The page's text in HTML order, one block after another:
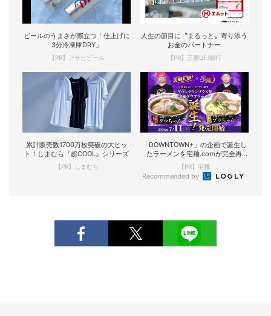
ビールのうまさが際立つ「仕上げに
3分冷凍庫DRY」
【PR】アサヒビール
人生の節目に〝まるっと〟寄り添う
お金のパートナー
【PR】三菱UFJ銀行
累計販売数1700万枚突破の大ヒッ
ト！しまむら『超COOL』シリーズ
【PR】しまむら
「DOWNTOWN+」の企画で誕生し
たラーメンを宅麺.comが完全再
現！
【PR】宅麺
Recommended by